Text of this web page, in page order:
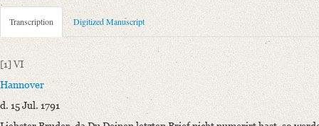
Metadata Concerning Header
Sender: Johann Carl Fürchtegott Schlegel
Recipient: August Wilhelm von Schlegel
Place of Destination: Amsterdam GND
Date: 15.07.1791
Transcription Digitized Manuscript
[1] VI
Hannover
d. 15 Jul. 1791